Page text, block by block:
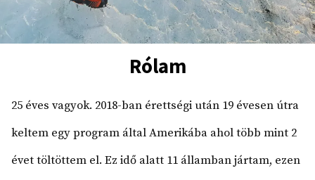
Rólam
25 éves vagyok. 2018-ban érettségi után 19 évesen útra
keltem egy program által Amerikába ahol több mint 2
évet töltöttem el. Ez idő alatt 11 államban jártam, ezen